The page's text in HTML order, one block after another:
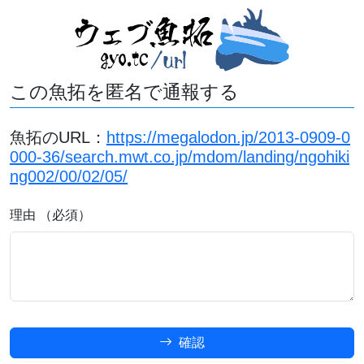
この魚拓を匿名で通報する
魚拓のURL： https://megalodon.jp/2013-0909-0
000-36/search.mwt.co.jp/mdom/landing/ngohiki
ng002/00/02/05/
理由 （必須）
確認